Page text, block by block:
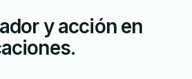
y acción en